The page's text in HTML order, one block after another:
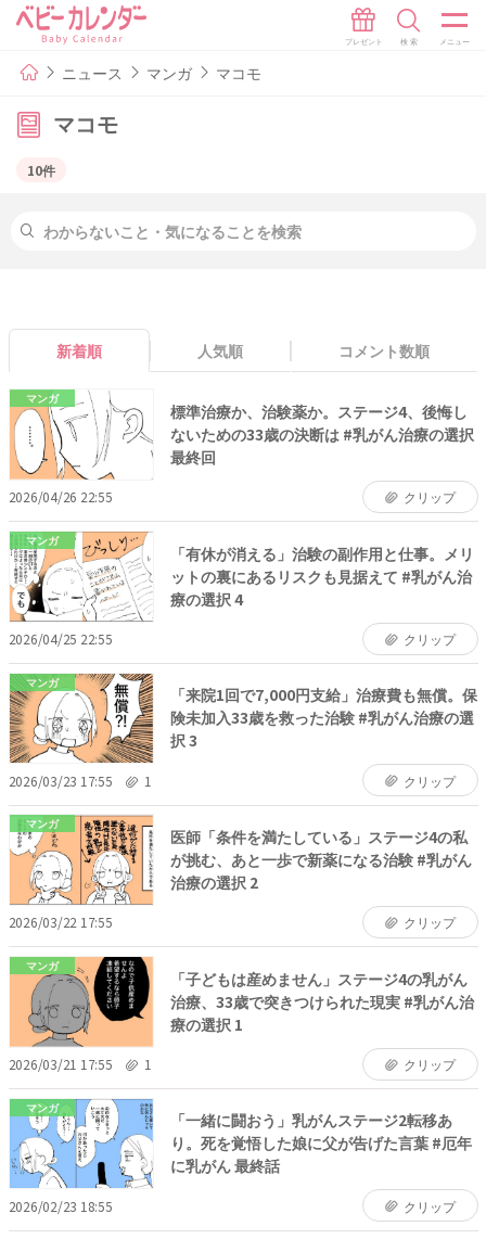
ニュース マンガ マコモ
マコモ
10件
新着順 人気順 コメント数順
マンガ
標準治療か、治験薬か。ステージ4、後悔し
ないための33歳の決断は #乳がん治療の選択
最終回
2026/04/26 22:55 クリップ
マンガ
「有休が消える」治験の副作用と仕事。メリ
ットの裏にあるリスクも見据えて #乳がん治
療の選択 4
2026/04/25 22:55 クリップ
マンガ
「来院1回で7,000円支給」治療費も無償。保
険未加入33歳を救った治験 #乳がん治療の選
択 3
2026/03/23 17:55 1 クリップ
マンガ
医師「条件を満たしている」ステージ4の私
が挑む、あと一歩で新薬になる治験 #乳がん
治療の選択 2
2026/03/22 17:55 クリップ
マンガ
「子どもは産めません」ステージ4の乳がん
治療、33歳で突きつけられた現実 #乳がん治
療の選択 1
2026/03/21 17:55 1 クリップ
マンガ
「一緒に闘おう」乳がんステージ2転移あ
り。死を覚悟した娘に父が告げた言葉 #厄年
に乳がん 最終話
2026/02/23 18:55 クリップ